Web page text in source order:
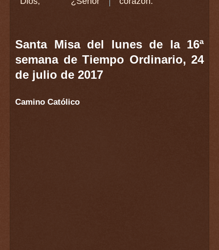
Santa Misa del lunes de la 16ª
semana de Tiempo Ordinario, 24
de julio de 2017
Camino Católico